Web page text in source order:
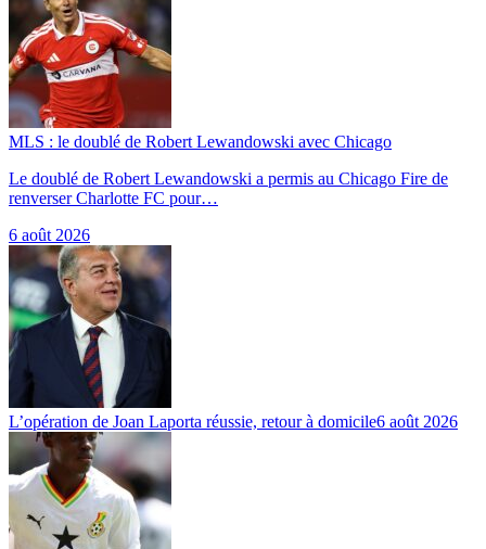
MLS : le doublé de Robert Lewandowski avec Chicago
Le doublé de Robert Lewandowski a permis au Chicago Fire de
renverser Charlotte FC pour…
6 août 2026
L’opération de Joan Laporta réussie, retour à domicile6 août 2026